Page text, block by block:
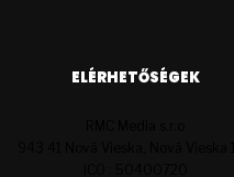
ELÉRHETŐSÉGEK